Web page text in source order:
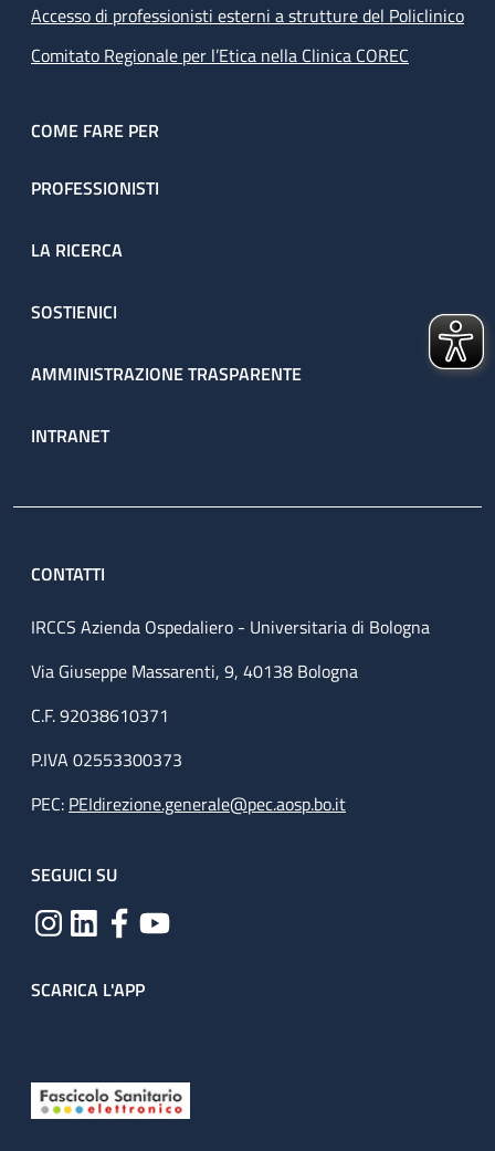
Accesso di professionisti esterni a strutture del Policlinico
Comitato Regionale per l’Etica nella Clinica COREC
COME FARE PER
PROFESSIONISTI
LA RICERCA
SOSTIENICI
AMMINISTRAZIONE TRASPARENTE
INTRANET
CONTATTI
IRCCS Azienda Ospedaliero - Universitaria di Bologna
Via Giuseppe Massarenti, 9, 40138 Bologna
C.F. 92038610371
P.IVA 02553300373
PEC: PEIdirezione.generale@pec.aosp.bo.it
SEGUICI SU
SCARICA L'APP